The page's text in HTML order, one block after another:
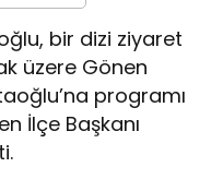
bir dizi ziyaret
üzere Gönen
programı
İlçe Başkanı